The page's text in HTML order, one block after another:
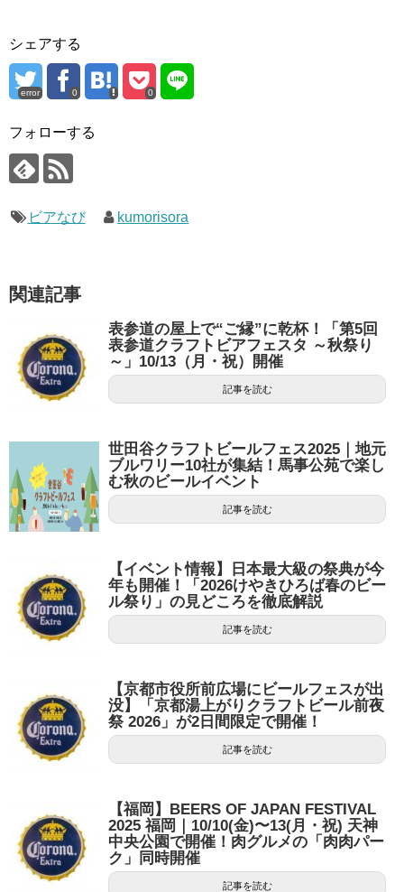
シェアする
error 0 0
フォローする
ビアなび kumorisora
関連記事
表参道の屋上で“ご縁”に乾杯！「第5回
表参道クラフトビアフェスタ ～秋祭り
～」10/13（月・祝）開催
記事を読む
世田谷クラフトビールフェス2025｜地元
ブルワリー10社が集結！馬事公苑で楽し
む秋のビールイベント
記事を読む
【イベント情報】日本最大級の祭典が今
年も開催！「2026けやきひろば春のビー
ル祭り」の見どころを徹底解説
記事を読む
【京都市役所前広場にビールフェスが出
没】「京都湯上がりクラフトビール前夜
祭 2026」が2日間限定で開催！
記事を読む
【福岡】BEERS OF JAPAN FESTIVAL
2025 福岡｜10/10(金)〜13(月・祝) 天神
中央公園で開催！肉グルメの「肉肉パー
ク」同時開催
記事を読む